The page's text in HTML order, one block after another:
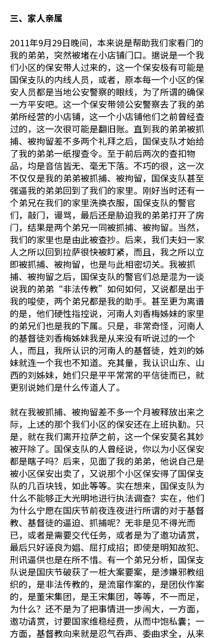
三、家人亲属
2011年9月29日晚间，本来说是帮助我们家看门的
我的弟弟，突然被堵在小店铺门口。据说是一个我
们小区的保安带人过来的，这一个保安极有可能是
国保支队的内线人员，或者，原本每一个小区的保
安人员都是当地公安警察的眼线，为了所谓的确保
一方平安吧。这一个保安带领公安警察去了我的弟
弟所经营的小店铺，这一个小店铺他们之前曾经查
过的，这一次很可能是翻旧账。直到我的弟弟被抓
捕、被拘留差不多两个礼拜之后，国保支队才始给
了我的弟弟一纸搜查令。至于前后两次的查扣物
品，均是音信皆无、毫无下落。不巧的很，这一次
不仅仅是我的弟弟被抓捕、被拘留，国保支队甚至
强逼我的弟弟回到了我们的家里。刚好当时还有一
个弟兄在我们的家里洗换衣服，国保支队的警官
们，敲门，谩骂，最后还是胁迫我的弟弟打开了房
门，结果是两个弟兄一同被抓捕、被拘留。当然，
我们的家里也是由此被查抄。后来，我们夫妇一家
人之所以回到拉萨很快被盯紧，而且，我之所以立
即被抓捕、被拘留，也是与此相密切关。我被抓
捕、被拘留之后，国保支队的警官们总是混为一谈
说我的弟弟“非法传教”如何如何，又说都是出于
我的唆使，两个弟兄都是我的助手。甚至更为离谱
的是，他们硬性指控说，河南人刘香梅姊妹的家里
的弟兄们也是我的下属。只是，非常奇怪，河南人
的基督徒刘香梅姊妹我是从来没有听说过的一个
人，而且，我所认识的河南人的基督徒，姓刘的姊
妹就连一个我也不知道。充其量，我认识山东、山
西的刘姊妹，她们只是平平常常的平信徒而已，就
更别说她们是什么传道人了。
就在我被抓捕、被拘留差不多一个月被释放出来之
际，上述的那个我们小区的保安还在上班执勤。只
是，就在我们离开拉萨之前，这一个保安莫名其妙
被开除了。国保支队的人曾经说，你以为小区保安
都是瞎子吗？后来，见面了我的弟弟，他说自己是
被小区保安出卖了，又说那个小区保安得了国保支
队的几百块钱，如此等等。实在想来，国保支队为
什么不能够正大光明地进行执法调查？实在，他们
为什么宁愿在国庆节前夜连夜进行所谓的对于基督
教、基督徒的逼迫、抓捕呢？无非是见不得光而
已，或者是需要交代任务，或者是为了邀功请赏，
最后只好诬良为娼、屈打成招；即使是明知故犯、
刑讯逼供也是在所不惜。有一个弟兄分析，国保支
队说是国庆节破获了一桩大案要案，是涉嫌邪教组
织的，是非法传教的，是流窜作案的，是团伙作案
的，是董宋集团，是王宋集团，等等，不一而足，
为什么？还不是为了把事情进一步闹大，一方面，
邀功请赏，讨要国家维稳经费，从而中饱私囊；一
方面，基督教向来就是忍气吞声、委曲求全，从来